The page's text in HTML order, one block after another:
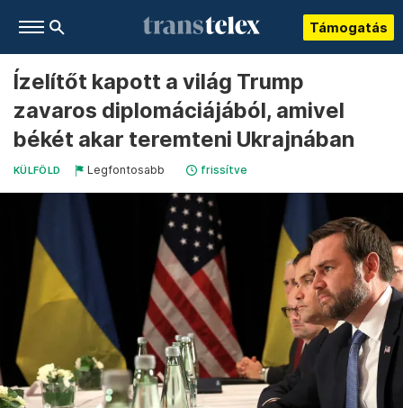
Támogatás
Ízelítőt kapott a világ Trump
zavaros diplomáciájából, amivel
békét akar teremteni Ukrajnában
KÜLFÖLD Legfontosabb frissítve